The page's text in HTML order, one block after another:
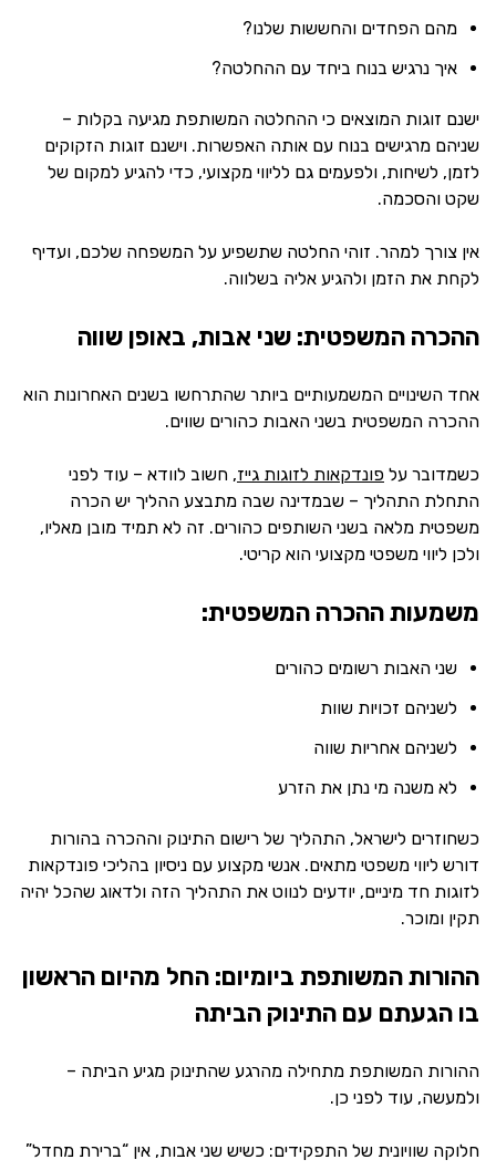
מהם הפחדים והחששות שלנו?
איך נרגיש בנוח ביחד עם ההחלטה?
ישנם זוגות המוצאים כי ההחלטה המשותפת מגיעה בקלות –
שניהם מרגישים בנוח עם אותה האפשרות. וישנם זוגות הזקוקים
לזמן, לשיחות, ולפעמים גם לליווי מקצועי, כדי להגיע למקום של
שקט והסכמה.
אין צורך למהר. זוהי החלטה שתשפיע על המשפחה שלכם, ועדיף
לקחת את הזמן ולהגיע אליה בשלווה.
ההכרה המשפטית: שני אבות, באופן שווה
אחד השינויים המשמעותיים ביותר שהתרחשו בשנים האחרונות הוא
ההכרה המשפטית בשני האבות כהורים שווים.
כשמדובר על פונדקאות לזוגות גייז, חשוב לוודא – עוד לפני
התחלת התהליך – שבמדינה שבה מתבצע ההליך יש הכרה
משפטית מלאה בשני השותפים כהורים. זה לא תמיד מובן מאליו,
ולכן ליווי משפטי מקצועי הוא קריטי.
משמעות ההכרה המשפטית:
שני האבות רשומים כהורים
לשניהם זכויות שוות
לשניהם אחריות שווה
לא משנה מי נתן את הזרע
כשחוזרים לישראל, התהליך של רישום התינוק וההכרה בהורות
דורש ליווי משפטי מתאים. אנשי מקצוע עם ניסיון בהליכי פונדקאות
לזוגות חד מיניים, יודעים לנווט את התהליך הזה ולדאוג שהכל יהיה
תקין ומוכר.
ההורות המשותפת ביומיום: החל מהיום הראשון
בו הגעתם עם התינוק הביתה
ההורות המשותפת מתחילה מהרגע שהתינוק מגיע הביתה –
ולמעשה, עוד לפני כן.
חלוקה שוויונית של התפקידים: כשיש שני אבות, אין “ברירת מחדל”